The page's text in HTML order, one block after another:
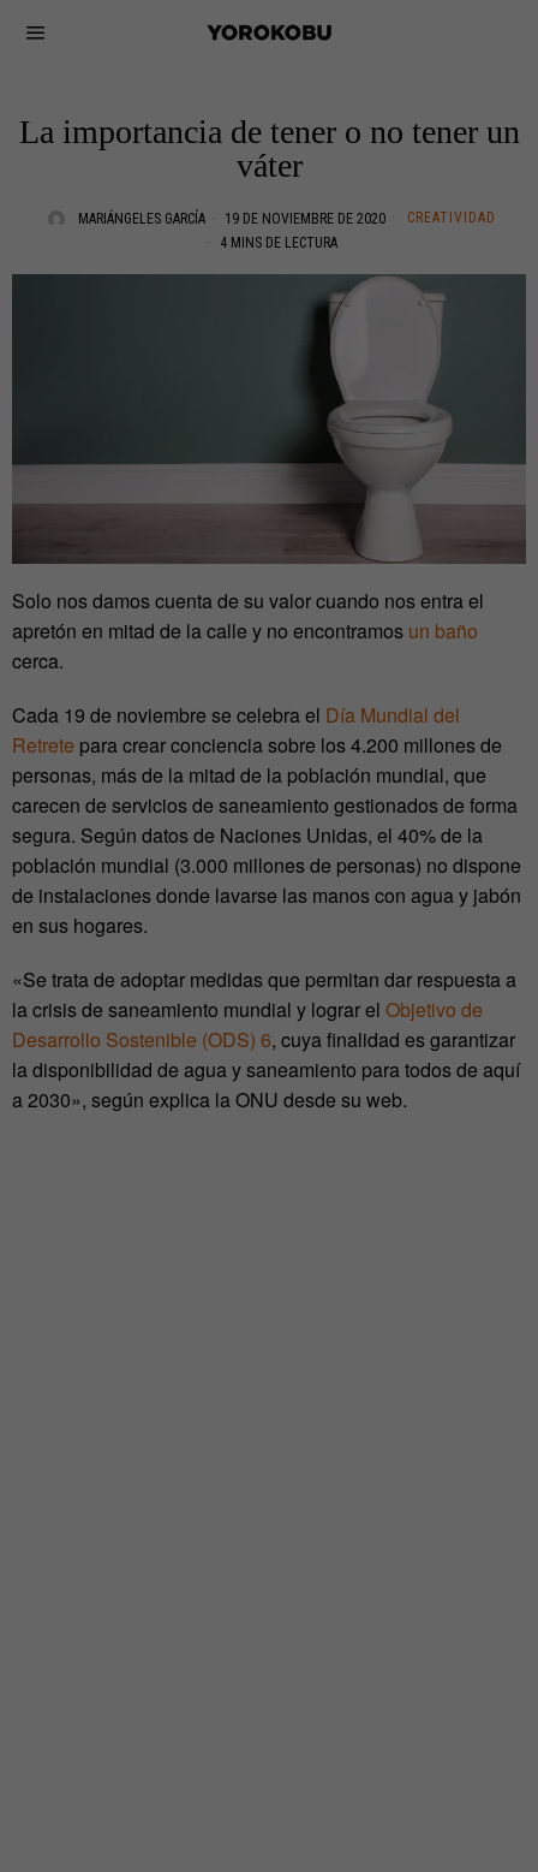
La importancia de tener o no tener un
váter
MARIÁNGELES GARCÍA 19 DE NOVIEMBRE DE 2020
CREATIVIDAD
4 MINS DE LECTURA
Solo nos damos cuenta de su valor cuando nos entra el
apretón en mitad de la calle y no encontramos un baño
cerca.
Cada 19 de noviembre se celebra el Día Mundial del
Retrete para crear conciencia sobre los 4.200 millones de
personas, más de la mitad de la población mundial, que
carecen de servicios de saneamiento gestionados de forma
segura. Según datos de Naciones Unidas, el 40% de la
población mundial (3.000 millones de personas) no dispone
de instalaciones donde lavarse las manos con agua y jabón
en sus hogares.
«Se trata de adoptar medidas que permitan dar respuesta a
la crisis de saneamiento mundial y lograr el Objetivo de
Desarrollo Sostenible (ODS) 6, cuya finalidad es garantizar
la disponibilidad de agua y saneamiento para todos de aquí
a 2030», según explica la ONU desde su web.